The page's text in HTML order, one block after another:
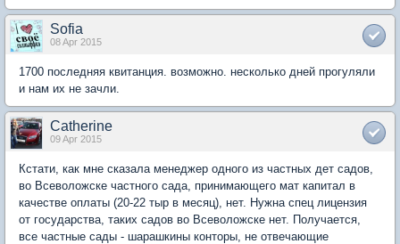
Sofia
08 Apr 2015
1700 последняя квитанция. возможно. несколько дней прогуляли
и нам их не зачли.
Catherine
09 Apr 2015
Кстати, как мне сказала менеджер одного из частных дет садов,
во Всеволожске частного сада, принимающего мат капитал в
качестве оплаты (20-22 тыр в месяц), нет. Нужна спец лицензия
от государства, таких садов во Всеволожске нет. Получается,
все частные сады - шарашкины конторы, не отвечающие